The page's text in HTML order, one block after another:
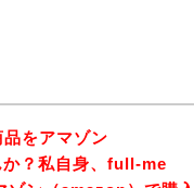
をアマゾン
か？私自身、full-me